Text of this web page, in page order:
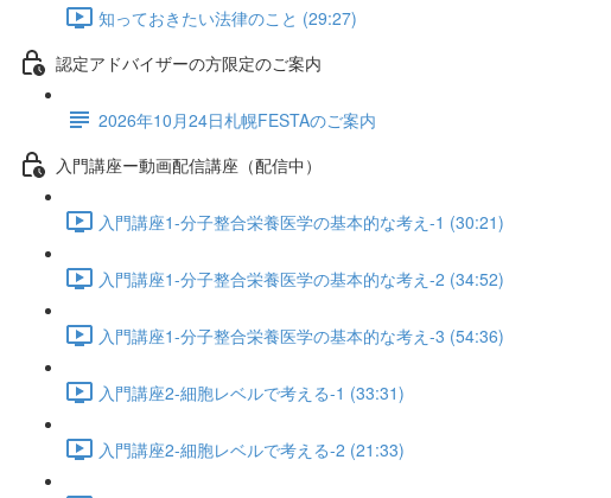
知っておきたい法律のこと (29:27)
認定アドバイザーの方限定のご案内
2026年10月24日札幌FESTAのご案内
入門講座ー動画配信講座（配信中）
入門講座1-分子整合栄養医学の基本的な考え-1 (30:21)
入門講座1-分子整合栄養医学の基本的な考え-2 (34:52)
入門講座1-分子整合栄養医学の基本的な考え-3 (54:36)
入門講座2-細胞レベルで考える-1 (33:31)
入門講座2-細胞レベルで考える-2 (21:33)